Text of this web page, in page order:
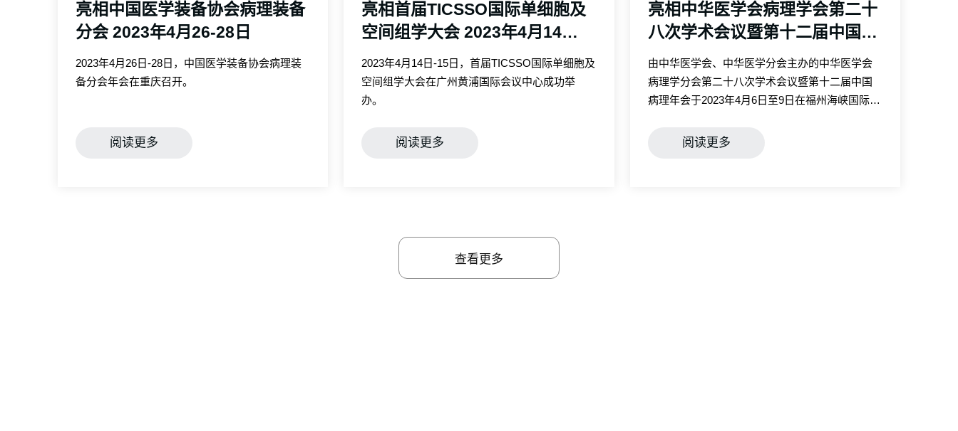
亮相中国医学装备协会病理装备
分会 2023年4月26-28日
2023年4月26日-28日，中国医学装备协会病理装
备分会年会在重庆召开。
阅读更多
亮相首届TICSSO国际单细胞及
空间组学大会 2023年4月14
日-15日
2023年4月14日-15日，首届TICSSO国际单细胞及
空间组学大会在广州黄浦国际会议中心成功举
办。
阅读更多
亮相中华医学会病理学会第二十
八次学术会议暨第十二届中国病
理年会 2023年4月6-9日
由中华医学会、中华医学分会主办的中华医学会
病理学分会第二十八次学术会议暨第十二届中国
病理年会于2023年4月6日至9日在福州海峡国际会
阅读更多
查看更多